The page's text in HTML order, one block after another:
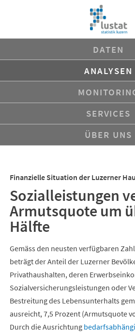
DATEN
ANALYSEN
SERVICES
ÜBER UNS
Finanzielle Situation der Luzerner
Sozialleistungen
Armutsquote um
Hälfte
Gemäss den neusten verfügbaren
beträgt der Anteil der Luzerner
Privathaushalten, deren
Sozialversicherungsleistungen oder
Bestreitung des Lebensunterhalts
ausreicht, 7,5 Prozent (Armutsquote
Durch die Ausrichtung